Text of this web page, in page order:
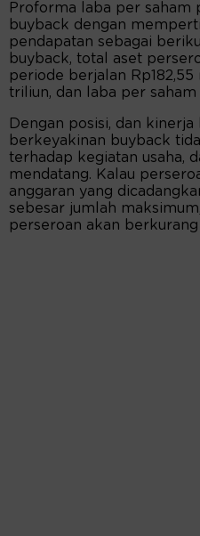
Proforma laba per saham
buyback dengan
pendapatan sebagai
buyback, total aset
periode berjalan Rp182,55
triliun, dan laba per saham
Dengan posisi, dan
berkeyakinan buyback
terhadap kegiatan usaha,
mendatang. Kalau
anggaran yang
sebesar jumlah
perseroan akan